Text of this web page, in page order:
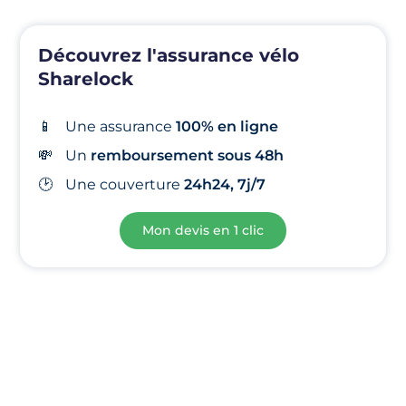
Découvrez l'assurance vélo
Sharelock
📱 Une assurance100% en ligne
💸
Un remboursement sous 48h
🕑
Une couverture 24h24, 7j/7
Mon devis en 1 clic